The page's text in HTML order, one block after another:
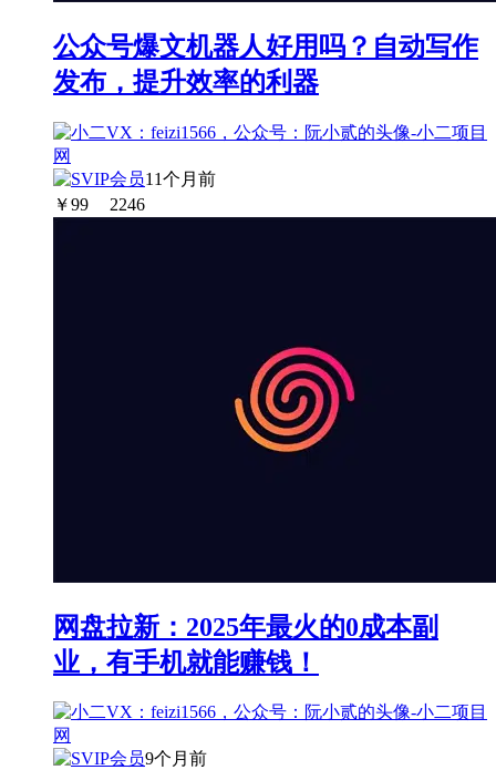
公众号爆文机器人好用吗？自动写作
发布，提升效率的利器
11个月前
￥99 2246
网盘拉新：2025年最火的0成本副
业，有手机就能赚钱！
9个月前